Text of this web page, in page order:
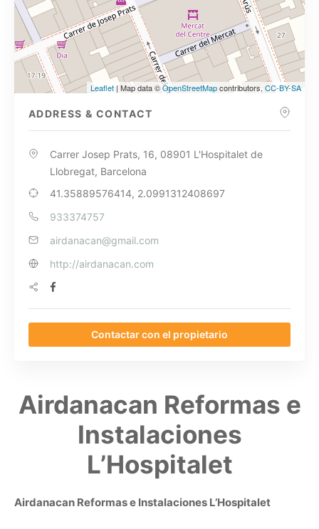
Leaflet | Map data ©OpenStreetMapcontributors, CC-BY-SA
ADDRESS & CONTACT
Carrer Josep Prats, 16, 08901 L'Hospitalet de
Llobregat, Barcelona
41.35889576414, 2.0991312408697
933374757
airdanacan@gmail.com
http://airdanacan.com
Contactar con el propietario
Airdanacan Reformas e
Instalaciones
L’Hospitalet
Airdanacan Reformas e Instalaciones L’Hospitalet